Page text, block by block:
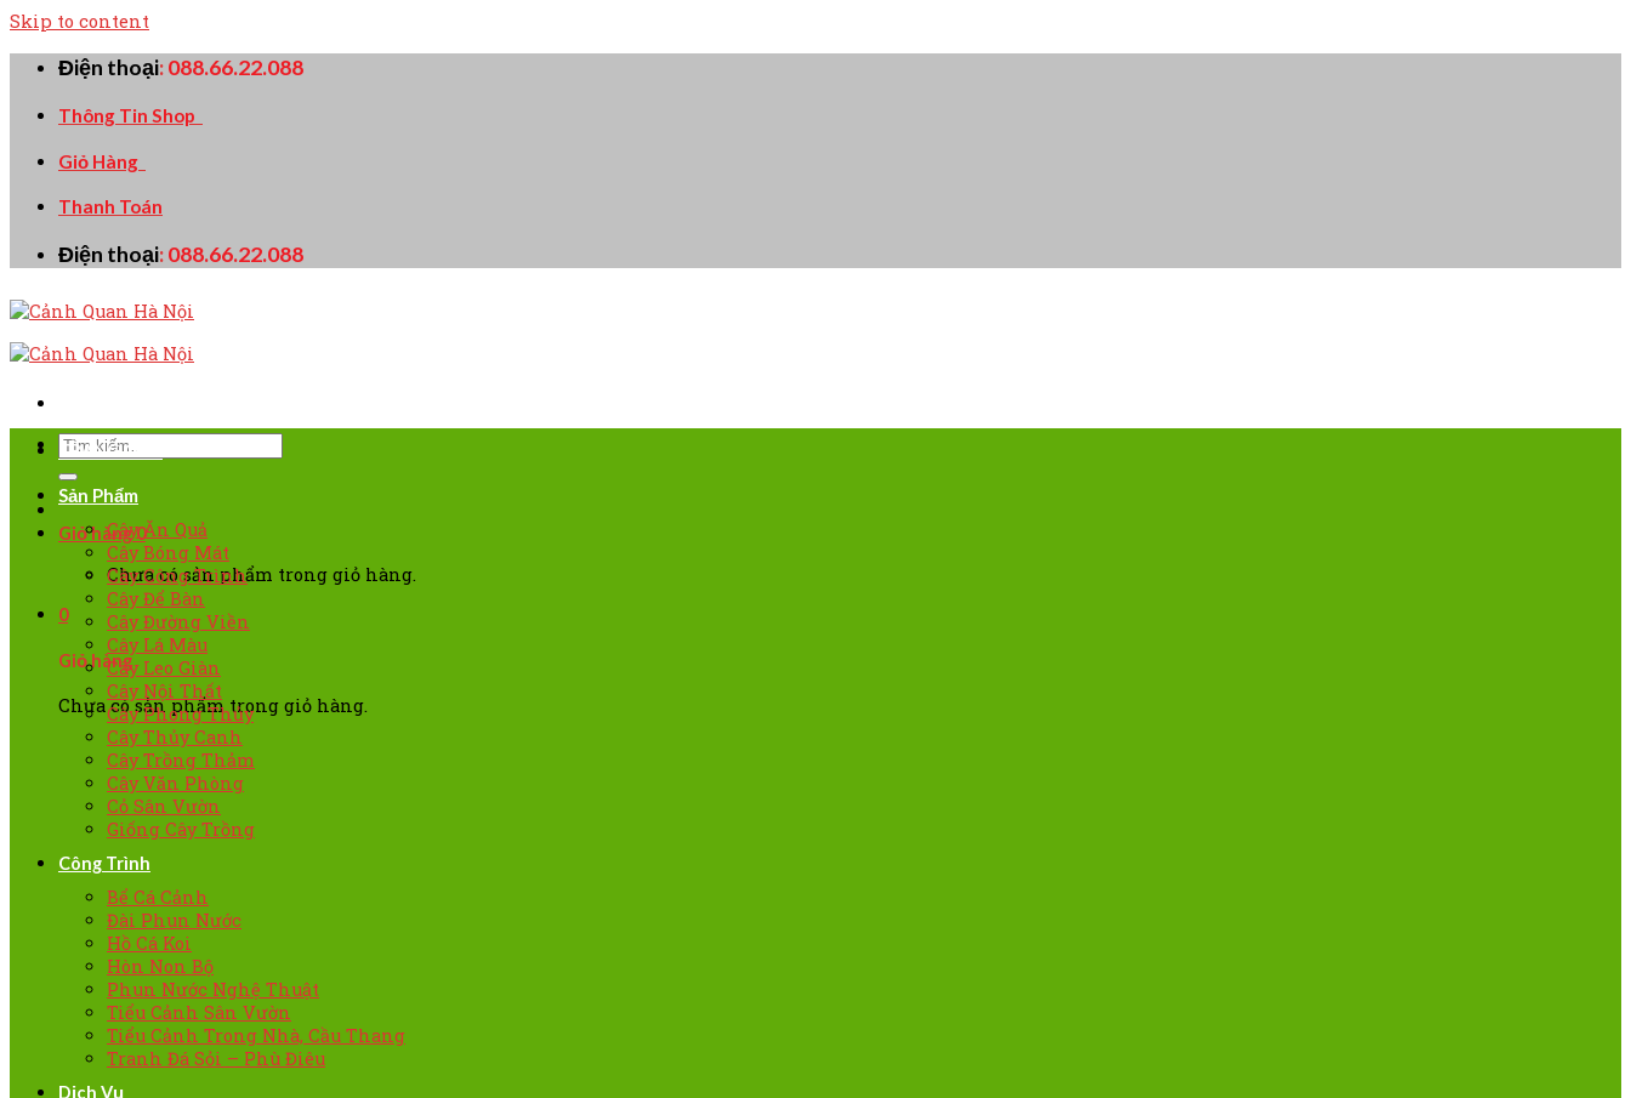
Skip to content
Điện thoại:088.66.22.088
Thông Tin Shop
Giỏ Hàng
Thanh Toán
Điện thoại:088.66.22.088
Giỏ hàng0
Chưa có sản phẩm trong giỏ hàng.
0
Giỏ hàng
Chưa có sản phẩm trong giỏ hàng.
TRANG CHỦ
Sản Phẩm
Cây Ăn Quả
Cây Bóng Mát
Cây Công Trình
Cây Để Bàn
Cây Đường Viền
Cây Lá Màu
Cây Leo Giàn
Cây Nội Thất
Cây Phong Thủy
Cây Thủy Canh
Cây Trồng Thảm
Cây Văn Phòng
Cỏ Sân Vườn
Giống Cây Trồng
Công Trình
Bể Cá Cảnh
Đài Phun Nước
Hồ Cá Koi
Hòn Non Bộ
Phun Nước Nghệ Thuật
Tiểu Cảnh Sân Vườn
Tiểu Cảnh Trong Nhà, Cầu Thang
Tranh Đá Sỏi – Phù Điêu
Dịch Vụ